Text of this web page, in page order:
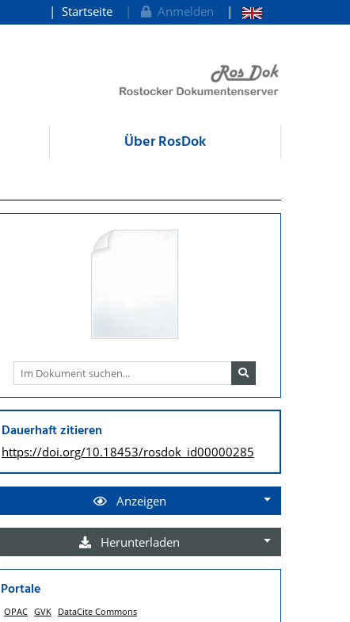
Startseite Anmelden
Über RosDok
Dauerhaft zitieren
https://doi.org/10.18453/rosdok_id00000285
Anzeigen
Herunterladen
Portale
OPAC GVK DataCite Commons